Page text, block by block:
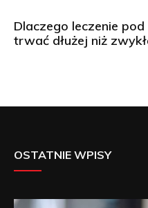
Dlaczego leczenie
trwać dłużej niż
OSTATNIE WPISY